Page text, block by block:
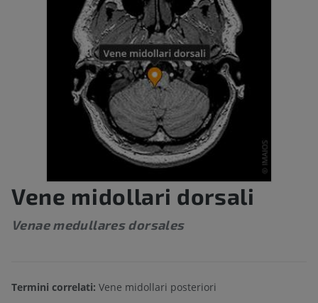
Vene midollari dorsali
Venae medullares dorsales
Termini correlati: Vene midollari posteriori